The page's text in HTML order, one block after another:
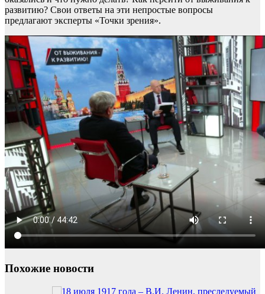
развитию? Свои ответы на эти непростые вопросы
предлагают эксперты «Точки зрения».
Похожие новости